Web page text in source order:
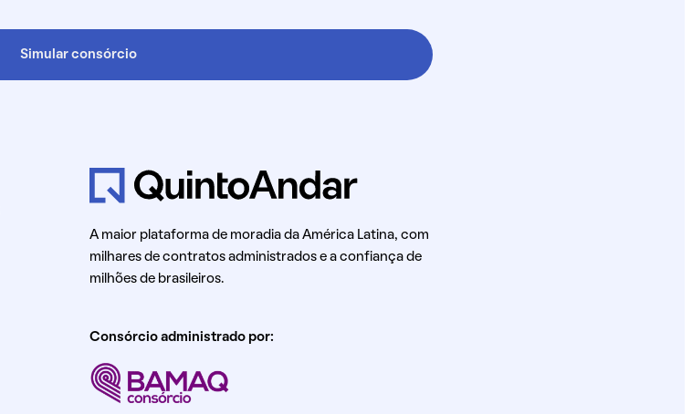
Simular consórcio
A maior plataforma de moradia da América Latina, com
milhares de contratos administrados e a confiança de
milhões de brasileiros.
Consórcio administrado por: